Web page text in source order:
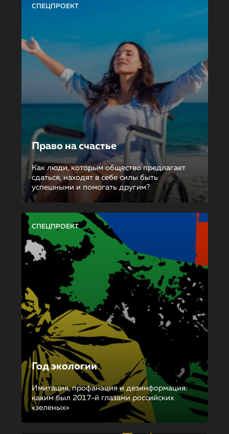
СПЕЦПРОЕКТ
Право на счастье
Как люди, которым общество предлагает
сдаться, находят в себе силы быть
успешными и помогать другим?
СПЕЦПРОЕКТ
Год экологии
Имитация, профанация и дезинформация:
каким был 2017-й глазами российских
«зеленых»